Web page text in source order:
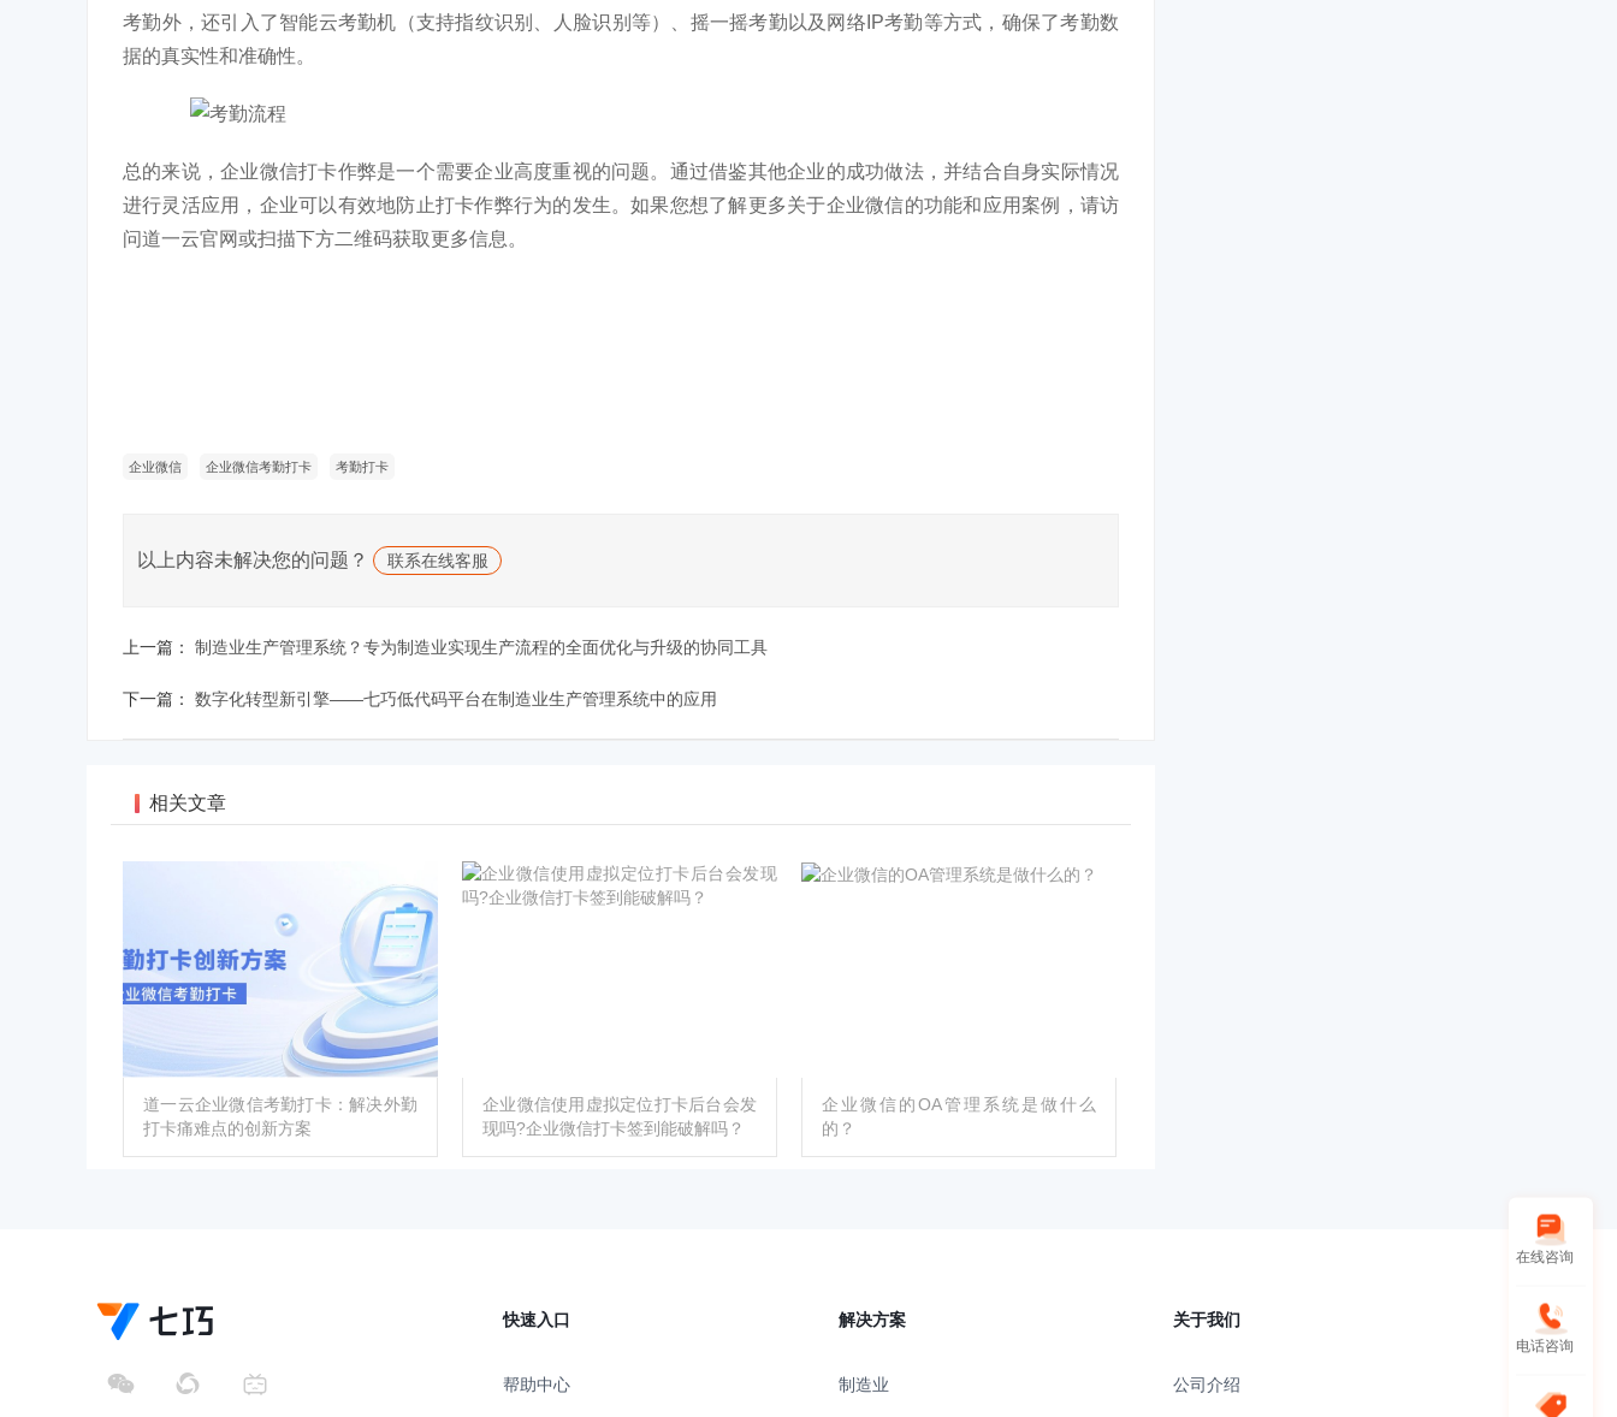
考勤外，还引入了智能云考勤机（支持指纹识别、人脸识别等）、摇一摇考勤以及网络IP考勤等方式，确保了考勤数
据的真实性和准确性。
总的来说，企业微信打卡作弊是一个需要企业高度重视的问题。通过借鉴其他企业的成功做法，并结合自身实际情况
进行灵活应用，企业可以有效地防止打卡作弊行为的发生。如果您想了解更多关于企业微信的功能和应用案例，请访
问道一云官网或扫描下方二维码获取更多信息。
企业微信 企业微信考勤打卡 考勤打卡
以上内容未解决您的问题？ 联系在线客服
上一篇： 制造业生产管理系统？专为制造业实现生产流程的全面优化与升级的协同工具
下一篇： 数字化转型新引擎——七巧低代码平台在制造业生产管理系统中的应用
相关文章
道一云企业微信考勤打卡：解决外勤
打卡痛难点的创新方案
企业微信使用虚拟定位打卡后台会发
现吗?企业微信打卡签到能破解吗？
企业微信的OA管理系统是做什么
的？
快速入口
帮助中心
解决方案
制造业
关于我们
公司介绍
在线咨询
电话咨询